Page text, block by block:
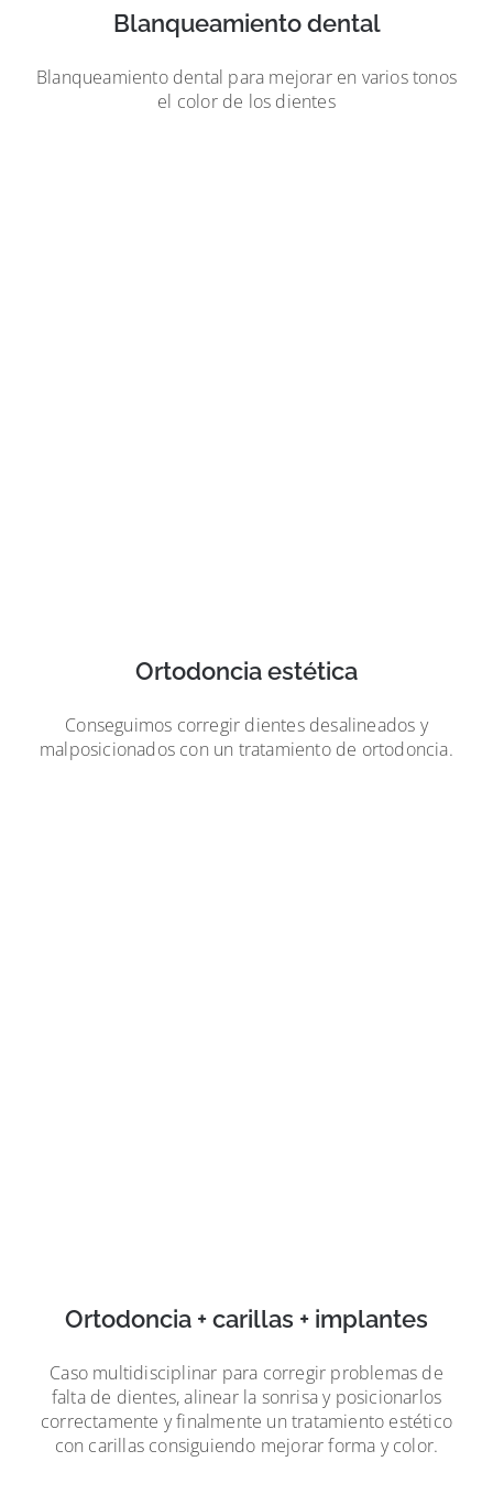
Blanqueamiento dental
Blanqueamiento dental para mejorar en varios tonos
el color de los dientes
Ortodoncia estética
Conseguimos corregir dientes desalineados y
malposicionados con un tratamiento de ortodoncia.
Ortodoncia + carillas + implantes
Caso multidisciplinar para corregir problemas de
falta de dientes, alinear la sonrisa y posicionarlos
correctamente y finalmente un tratamiento estético
con carillas consiguiendo mejorar forma y color.